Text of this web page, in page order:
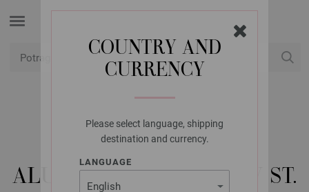
COUNTRY AND
CURRENCY
Please select language, shipping
destination and currency.
LANGUAGE
LANA GROSSA
KRUŽNA IGLA
ALUMINIJSKA RAINBOW ST.